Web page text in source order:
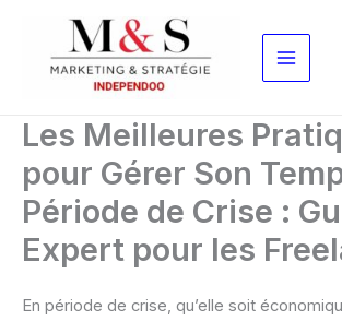
contenu
Les Meilleures
pour Gérer Son
Période de Crise :
Expert pour les
En période de crise, qu’elle soit